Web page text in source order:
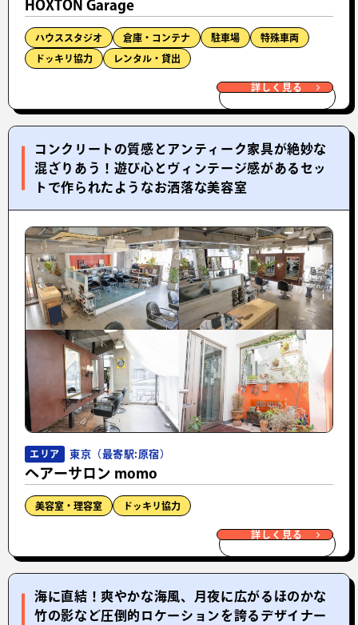
HOXTON Garage
ハウススタジオ 倉庫・コンテナ 駐車場 特殊車両
ドッキリ協力 レンタル・貸出
詳しく見る
コンクリートの質感とアンティーク家具が絶妙な
混ざりあう！遊び心とヴィンテージ感があるセッ
トで作られたようなお洒落な美容室
エリア 東京（最寄駅:原宿）
ヘアーサロン momo
美容室・理容室 ドッキリ協力
詳しく見る
海に直結！爽やかな海風、月夜に広がるほのかな
竹の影など圧倒的ロケーションを誇るデザイナー